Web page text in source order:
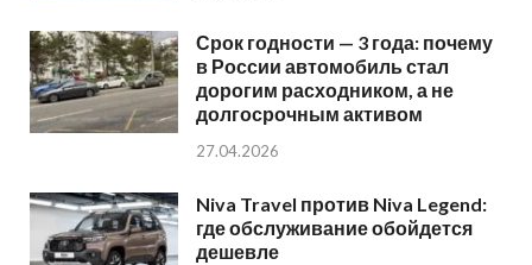
Срок годности — 3 года: почему
в России автомобиль стал
дорогим расходником, а не
долгосрочным активом
27.04.2026
Niva Travel против Niva Legend:
где обслуживание обойдется
дешевле